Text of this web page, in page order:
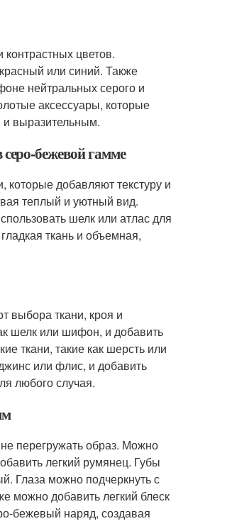
цветов.
или синий. Также
нейтральных серого и
аксессуары, которые
и выразительным.
бежевой гамме
добавляют текстуру и
теплый и уютный вид.
шелк или атлас для
ткань и объемная,
выбора ткани, кроя и
шелк или шифон, и добавить
ткани, такие как шерсть или
или флис, и добавить
любого случая.
перегружать образ. Можно
легкий румянец. Губы
Глаза можно подчеркнуть с
можно добавить легкий блеск
бежевый наряд, создавая